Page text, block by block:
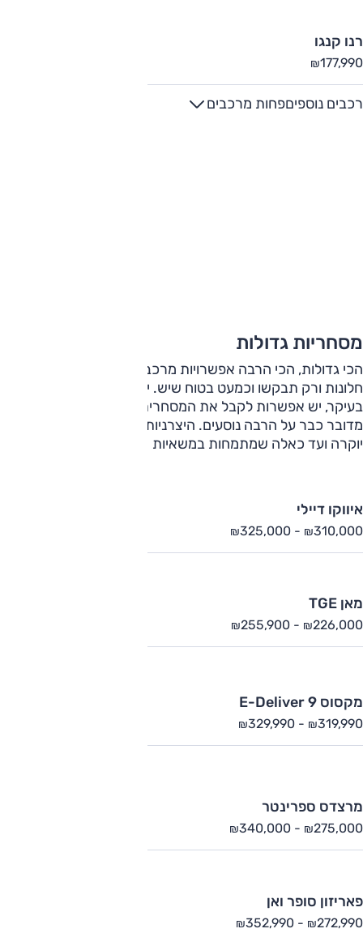
רנו קנגו
₪177,990
רכבים נוספיםפחות מרכבים
מסחריות גדולות
הכי גדולות, הכי הרבה אפשרויות מרכב – קצר, ארוך גבוה, ללא
חלונות ורק תבקשו וכמעט בטוח שיש. יחידות הכוח לוגמות סולר
בעיקר, יש אפשרות לקבל את המסחרית כמובילת נוסעים וכאן
מדובר כבר על הרבה נוסעים. היצרניות נעות מעממיות, דרך
יוקרה ועד כאלה שמתמחות במשאיות
איווקו דיילי
₪310,000
-
₪325,000
מאן TGE
₪226,000
-
₪255,900
מקסוס E-Deliver 9
₪319,990
-
₪329,990
מרצדס ספרינטר
₪275,000
-
₪340,000
פאריזון סופר ואן
₪272,990
-
₪352,990